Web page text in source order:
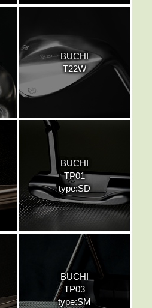
BUCHI
T22W
BUCHI
TP01
type:SD
BUCHI
TP03
type:SM